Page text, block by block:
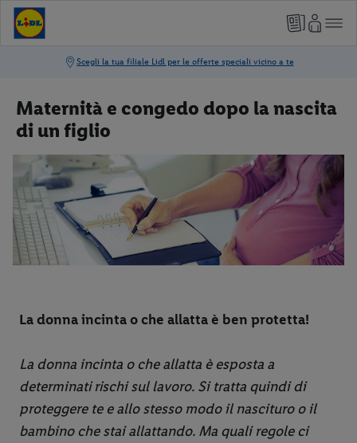
Maternità e congedo dopo la nascita
di un figlio
La donna incinta o che allatta è ben protetta!
La donna incinta o che allatta è esposta a
determinati rischi sul lavoro. Si tratta quindi di
proteggere te e allo stesso modo il nascituro o il
bambino che stai allattando. Ma quali regole ci